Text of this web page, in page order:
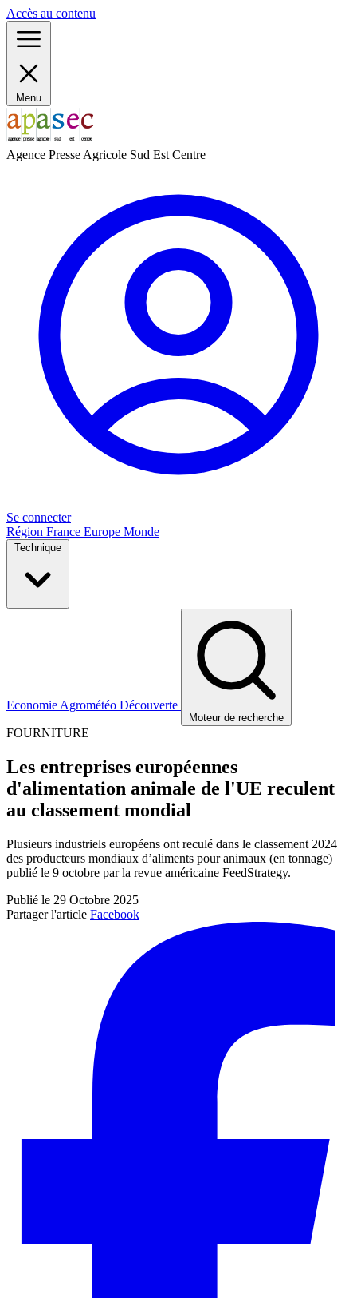
Accès au contenu
Menu
Agence Presse Agricole Sud Est Centre
Se connecter
Région France Europe Monde
Technique
Economie Agrométéo Découverte
Moteur de recherche
FOURNITURE
Les entreprises européennes
d'alimentation animale de l'UE reculent
au classement mondial
Plusieurs industriels européens ont reculé dans le classement 2024
des producteurs mondiaux d’aliments pour animaux (en tonnage)
publié le 9 octobre parla revue américaine FeedStrategy.
Publié le 29 Octobre 2025
Partager l'article Facebook
Panneau de gestion des cookies